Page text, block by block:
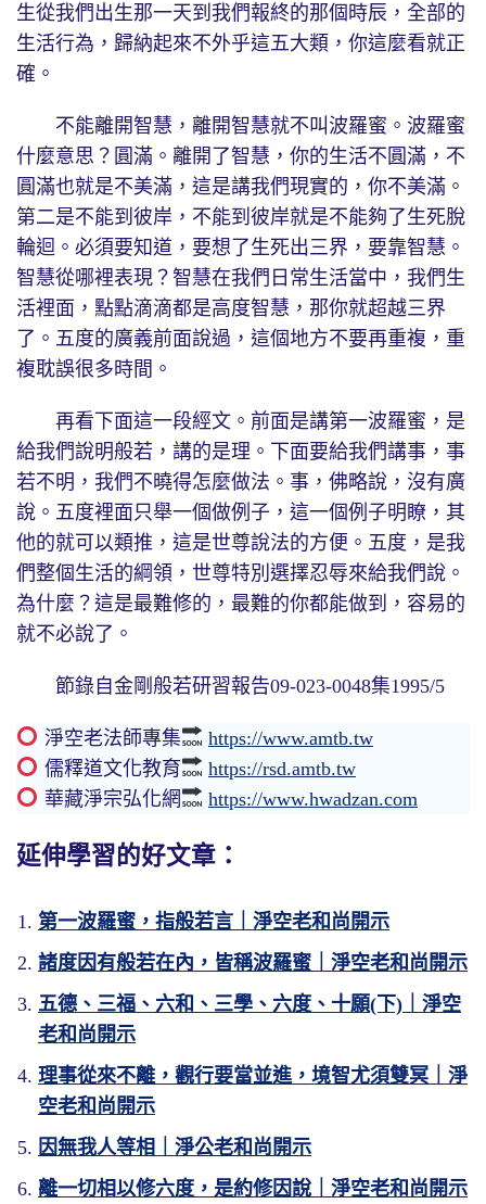
生從我們出生那一天到我們報終的那個時辰，全部的
生活行為，歸納起來不外乎這五大類，你這麼看就正
確。
不能離開智慧，離開智慧就不叫波羅蜜。波羅蜜
什麼意思？圓滿。離開了智慧，你的生活不圓滿，不
圓滿也就是不美滿，這是講我們現實的，你不美滿。
第二是不能到彼岸，不能到彼岸就是不能夠了生死脫
輪迴。必須要知道，要想了生死出三界，要靠智慧。
智慧從哪裡表現？智慧在我們日常生活當中，我們生
活裡面，點點滴滴都是高度智慧，那你就超越三界
了。五度的廣義前面說過，這個地方不要再重複，重
複耽誤很多時間。
再看下面這一段經文。前面是講第一波羅蜜，是
給我們說明般若，講的是理。下面要給我們講事，事
若不明，我們不曉得怎麼做法。事，佛略說，沒有廣
說。五度裡面只舉一個做例子，這一個例子明瞭，其
他的就可以類推，這是世尊說法的方便。五度，是我
們整個生活的綱領，世尊特別選擇忍辱來給我們說。
為什麼？這是最難修的，最難的你都能做到，容易的
就不必說了。
節錄自金剛般若研習報告09-023-0048集1995/5
淨空老法師專集
https://www.amtb.tw
儒釋道文化教育
https://rsd.amtb.tw
華藏淨宗弘化網
https://www.hwadzan.com
延伸學習的好文章：
第一波羅蜜，指般若言｜淨空老和尚開示
諸度因有般若在內，皆稱波羅蜜｜淨空老和尚開示
五德、三福、六和、三學、六度、十願(下)｜淨空
老和尚開示
理事從來不離，觀行要當並進，境智尤須雙冥｜淨
空老和尚開示
因無我人等相｜淨公老和尚開示
離一切相以修六度，是約修因說｜淨空老和尚開示